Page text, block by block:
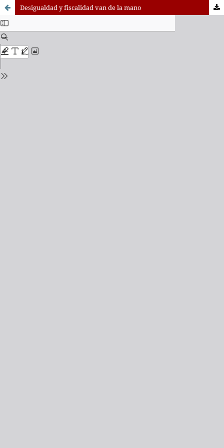
Desigualdad y fiscalidad van de la mano